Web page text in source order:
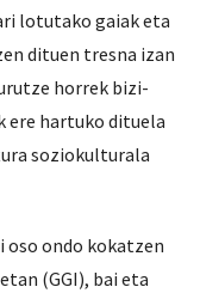
lotutako gaiak eta
dituen tresna izan
horrek bizi-
ere hartuko dituela
soziokulturala
oso ondo kokatzen
(GGI), bai eta